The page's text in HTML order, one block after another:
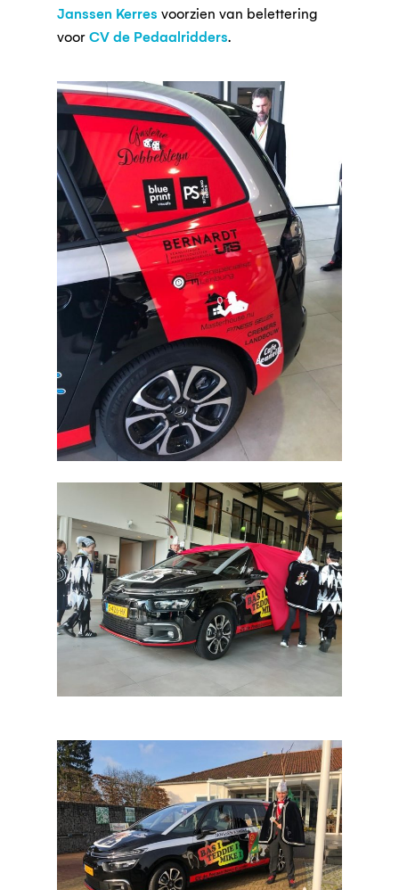
Janssen Kerres voorzien van belettering
voorCV de Pedaalridders.